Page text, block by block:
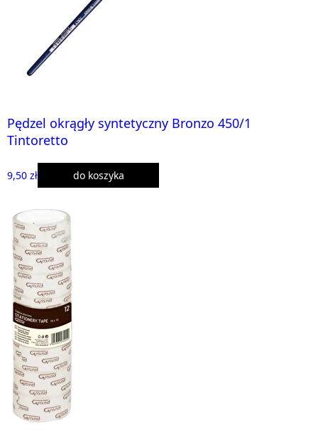
Pędzel okrągły syntetyczny Bronzo 450/1
Tintoretto
9,50 zł do koszyka